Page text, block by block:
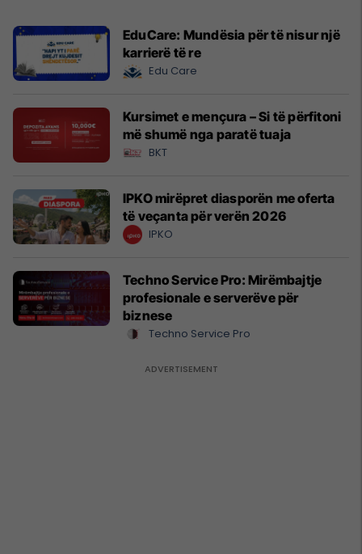
EduCare: Mundësia për të nisur një
karrierë të re
Edu Care
Kursimet e mençura – Si të përfitoni
më shumë nga paratë tuaja
BKT
IPKO mirëpret diasporën me oferta
të veçanta për verën 2026
IPKO
Techno Service Pro: Mirëmbajtje
profesionale e serverëve për
biznese
Techno Service Pro